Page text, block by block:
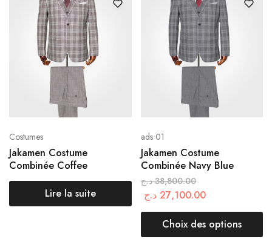
Costumes
Jakamen Costume
Combinée Coffee
Lire la suite
ads 01
Jakamen Costume
Combinée Navy Blue
38,800.00 د.ج
27,100.00 د.ج
Choix des options